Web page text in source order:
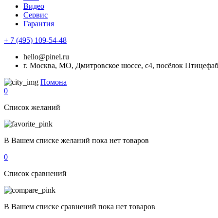
Видео
Сервис
Гарантия
+ 7 (495) 109-54-48
hello@pinel.ru
г. Москва, МО, Дмитровское шоссе, с4, посёлок
Помона
0
Список желаний
В Вашем списке желаний пока нет товаров
0
Список сравнений
В Вашем списке сравнений пока нет товаров